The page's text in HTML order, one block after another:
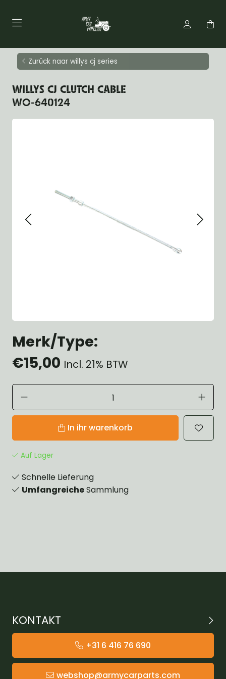
Zurück naar willys cj series
WILLYS CJ CLUTCH CABLE
WO-640124
Merk/Type:
€15,00 Incl. 21% BTW
In ihr warenkorb
Auf Lager
Schnelle Lieferung
UmfangreicheSammlung
KONTAKT
+31 6 416 76 690
webshop@armycarparts.com